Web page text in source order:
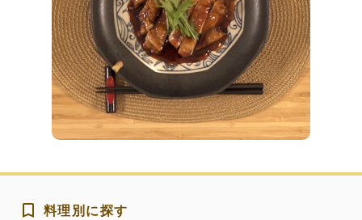
料理別に探す